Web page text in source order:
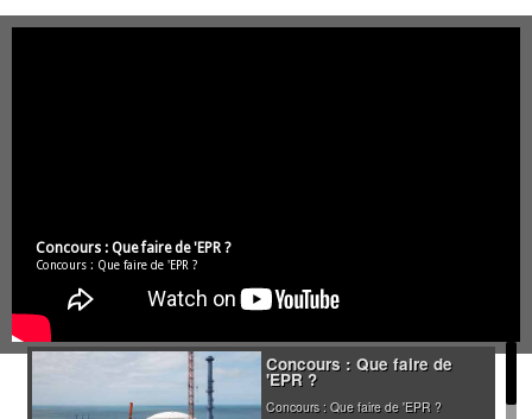
Concours : Que faire de 'EPR ?
Concours : Que faire de 'EPR ?
Concours : Que faire de
'EPR ?
Concours : Que faire de 'EPR ?